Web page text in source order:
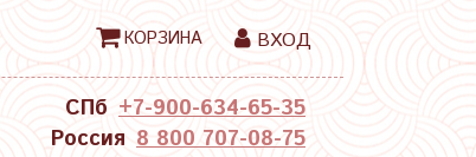
КОРЗИНА ВХОД
СПб +7-900-634-65-35
Россия 8 800 707-08-75